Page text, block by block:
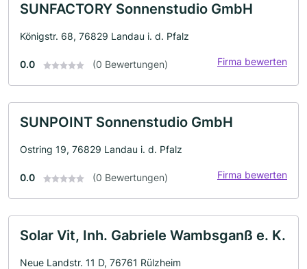
SUNFACTORY Sonnenstudio GmbH
Königstr. 68, 76829 Landau i. d. Pfalz
0.0 (0 Bewertungen) Firma bewerten
SUNPOINT Sonnenstudio GmbH
Ostring 19, 76829 Landau i. d. Pfalz
0.0 (0 Bewertungen) Firma bewerten
Solar Vit, Inh. Gabriele Wambsganß e. K.
Neue Landstr. 11 D, 76761 Rülzheim